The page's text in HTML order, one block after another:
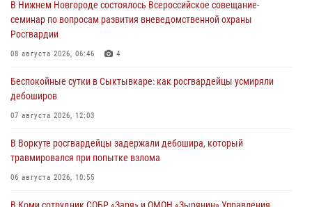
В Нижнем Новгороде состоялось Всероссийское совещание-
семинар по вопросам развития вневедомственной охраны
Росгвардии
08 августа 2026, 06:46 4
Беспокойные сутки в Сыктывкаре: как росгвардейцы усмиряли
дебоширов
07 августа 2026, 12:03
В Воркуте росгвардейцы задержали дебошира, который
травмировался при попытке взлома
06 августа 2026, 10:55